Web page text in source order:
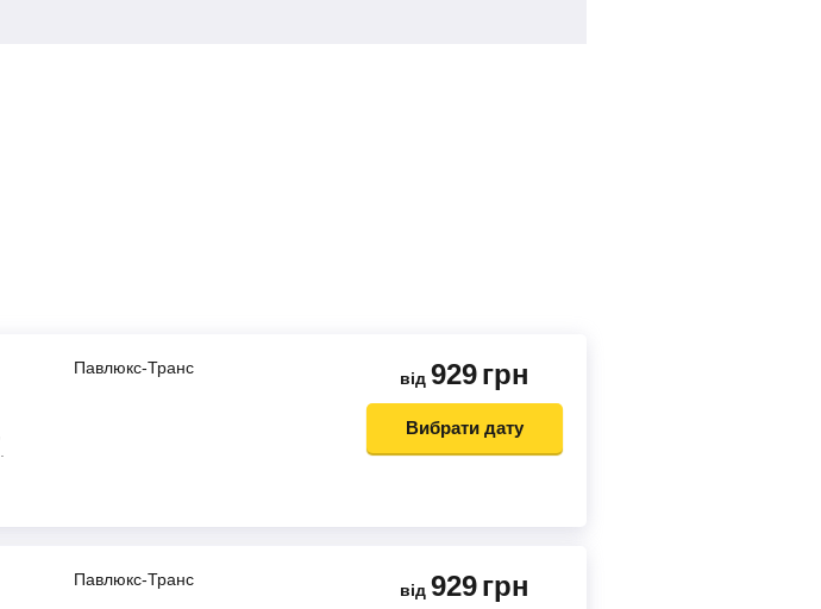
Павлюкс-Транс
від 929грн
Вибрати дату
Павлюкс-Транс
від 929грн